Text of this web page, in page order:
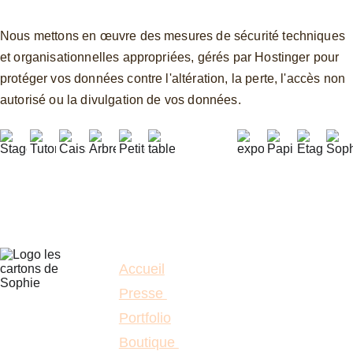
Nous mettons en œuvre des mesures de sécurité techniques
et organisationnelles appropriées, gérés par Hostinger pour
protéger vos données contre l'altération, la perte, l'accès non
autorisé ou la divulgation de vos données.
Accueil
Presse
Portfolio
Boutique